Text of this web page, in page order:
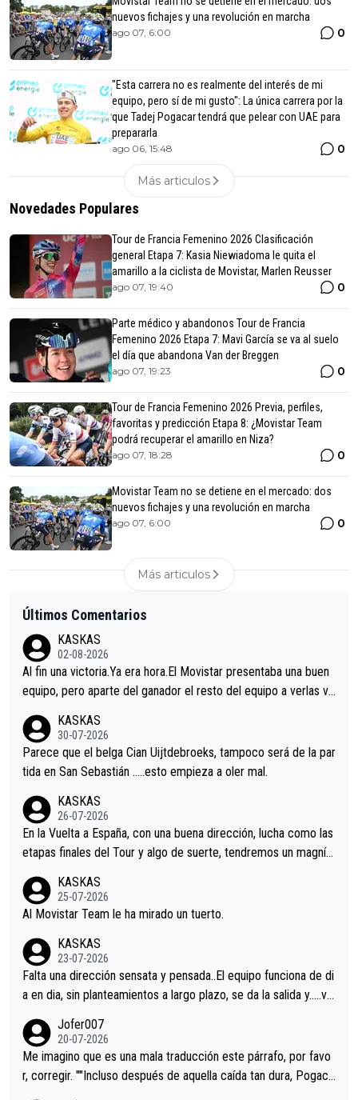
nuevos fichajes y una revolución en marcha
ago 07, 6:00 0
"Esta carrera no es realmente del interés de mi
equipo, pero sí de mi gusto": La única carrera por la
que Tadej Pogacar tendrá que pelear con UAE para
prepararla
ago 06, 15:48 0
Más articulos
Novedades Populares
Tour de Francia Femenino 2026 Clasificación
general Etapa 7: Kasia Niewiadoma le quita el
amarillo a la ciclista de Movistar, Marlen Reusser
ago 07, 19:40 0
Parte médico y abandonos Tour de Francia
Femenino 2026 Etapa 7: Mavi García se va al suelo
el día que abandona Van der Breggen
ago 07, 19:23 0
Tour de Francia Femenino 2026 Previa, perfiles,
favoritas y predicción Etapa 8: ¿Movistar Team
podrá recuperar el amarillo en Niza?
ago 07, 18:28 0
Movistar Team no se detiene en el mercado: dos
nuevos fichajes y una revolución en marcha
ago 07, 6:00 0
Más articulos
Últimos Comentarios
KASKAS
02-08-2026
Al fin una victoria.Ya era hora.El Movistar presentaba una buen
equipo, pero aparte del ganador el resto del equipo a verlas ve
s.La única buena noticia es la mejoría de Enric Más en San Seb
astian.Si en la Vuelta a Burgos sigue la mejoría, podríamos ten
er alguna sorpresa en la Vuelta.Ojalá.
KASKAS
30-07-2026
Parece que el belga Cian Uijtdebroeks, tampoco será de la par
tida en San Sebastián …..esto empieza a oler mal.
KASKAS
26-07-2026
En la Vuelta a España, con una buena dirección, lucha como las
etapas finales del Tour y algo de suerte, tendremos un magnífi
KASKAS
25-07-2026
Al Movistar Team le ha mirado un tuerto.
KASKAS
23-07-2026
Falta una dirección sensata y pensada..El equipo funciona de di
a en dia, sin planteamientos a largo plazo, se da la salida y…..ve
Minguez, Velez etc etc.Me da pena vivir estos momentos tan
tristes sin victorias.
Jofer007
20-07-2026
Me imagino que es una mala traducción este párrafo, por favo
r, corregir. ""Incluso después de aquella caída tan dura, Pogaca